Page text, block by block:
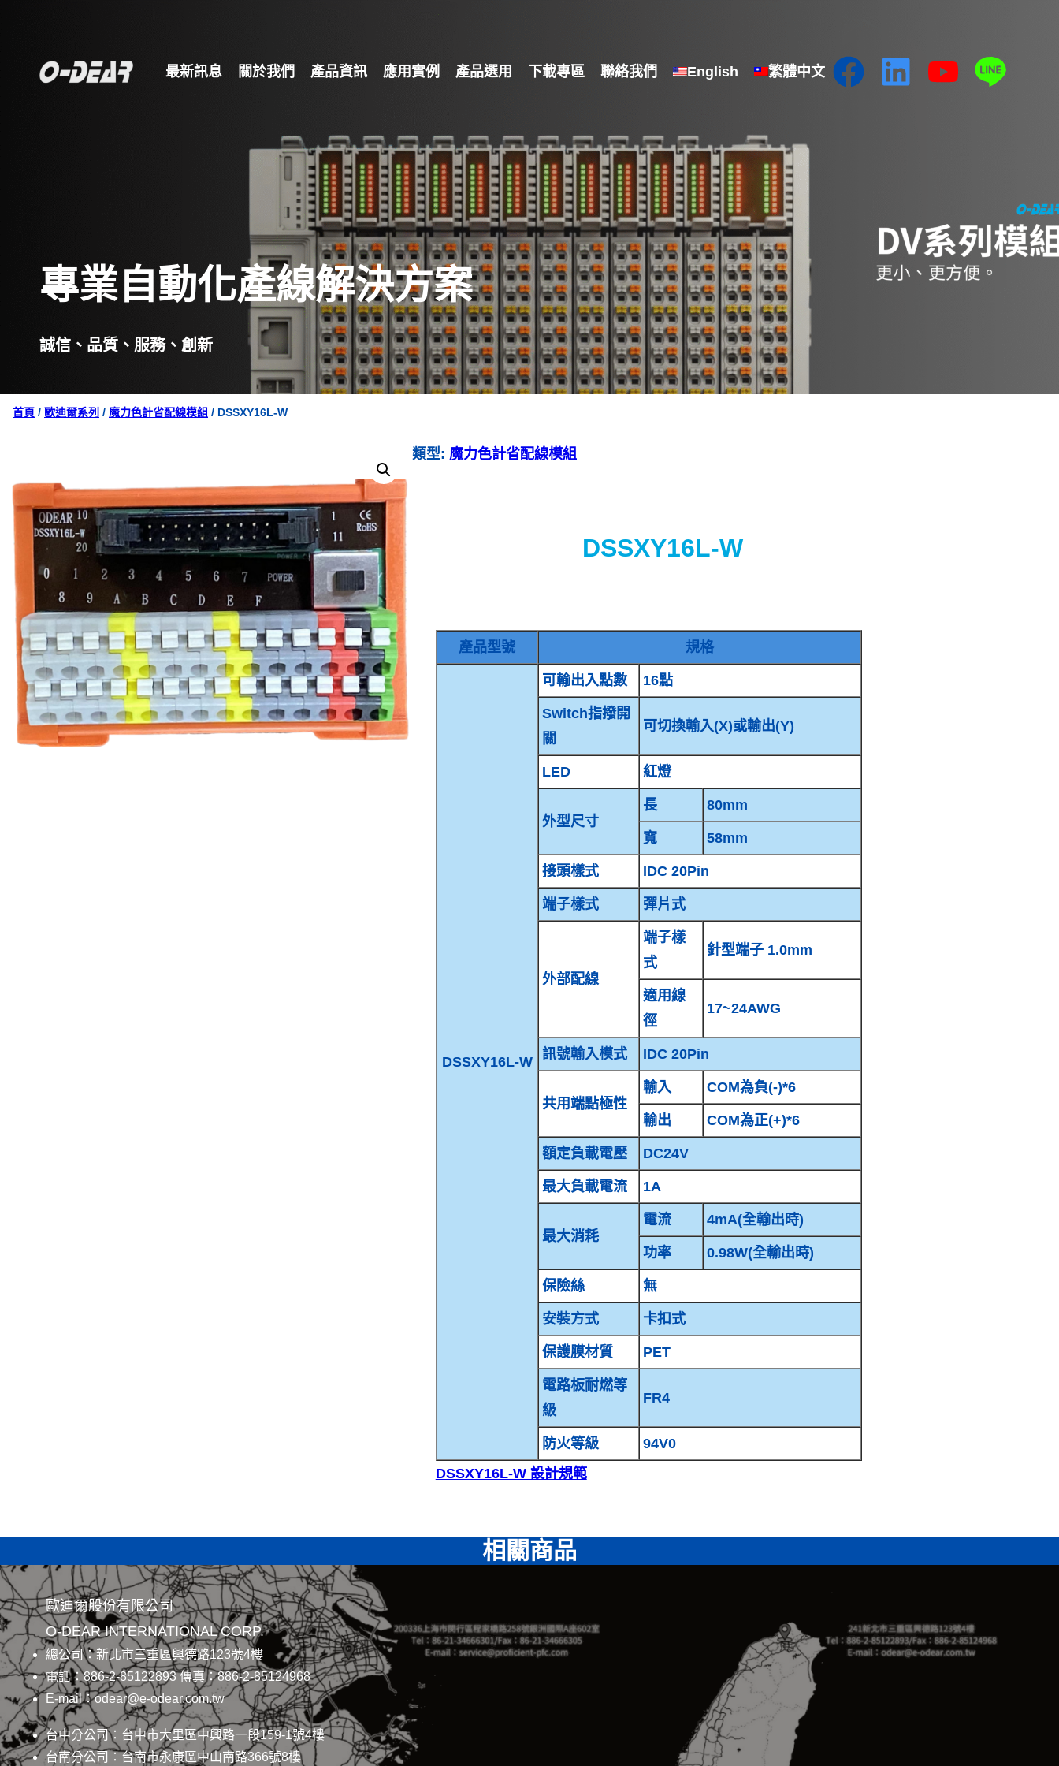
最新訊息 關於我們 產品資訊 應用實例 產品選用 下載專區 聯絡我們 English 繁體中文
專業自動化產線解決方案
誠信、品質、服務、創新
首頁 / 歐迪爾系列 / 魔力色計省配線模組 / DSSXY16L-W
類型: 魔力色計省配線模組
DSSXY16L-W
產品型號 規格
DSSXY16L-W
可輸出入點數 16點
Switch指撥開
關
可切換輸入(X)或輸出(Y)
LED 紅燈
外型尺寸
長 80mm
寬 58mm
接頭樣式 IDC 20Pin
端子樣式 彈片式
外部配線
端子樣
式
針型端子 1.0mm
適用線
徑
17~24AWG
訊號輸入模式 IDC 20Pin
共用端點極性
輸入 COM為負(-)*6
輸出 COM為正(+)*6
額定負載電壓 DC24V
最大負載電流 1A
最大消耗
電流 4mA(全輸出時)
功率 0.98W(全輸出時)
保險絲 無
安裝方式 卡扣式
保護膜材質 PET
電路板耐燃等
級
FR4
防火等級
94V0
DSSXY16L-W 設計規範
相關商品
歐迪爾股份有限公司
O-DEAR INTERNATIONAL CORP.
總公司：新北市三重區興德路123號4樓
電話：886-2-85122893 傳真：886-2-85124968
E-mail：odear@e-odear.com.tw
台中分公司：台中市大里區中興路一段159-1號4樓
台南分公司：台南市永康區中山南路366號8樓